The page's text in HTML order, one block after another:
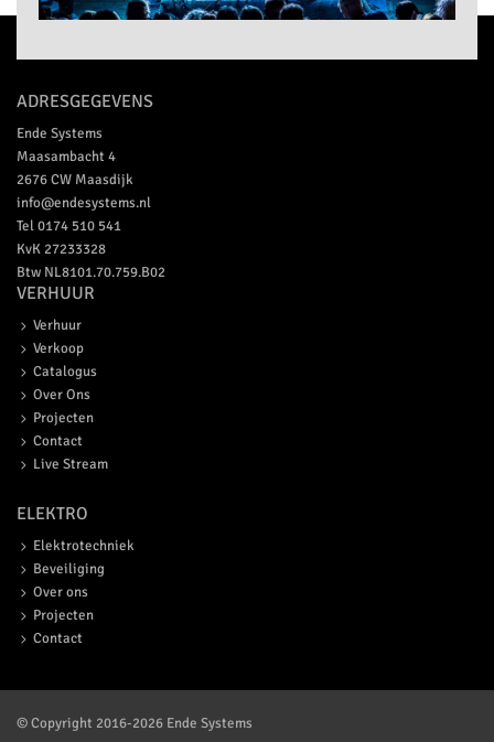
ADRESGEGEVENS
Ende Systems
Maasambacht 4
2676 CW Maasdijk
info@endesystems.nl
Tel0174 510 541
KvK 27233328
Btw NL8101.70.759.B02
VERHUUR
Verhuur
Verkoop
Catalogus
Over Ons
Projecten
Contact
Live Stream
ELEKTRO
Elektrotechniek
Beveiliging
Over ons
Projecten
Contact
© Copyright 2016-2026 Ende Systems